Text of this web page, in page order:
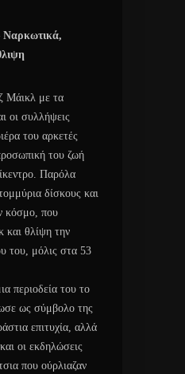
Ναρκωτικά,
Μάικλ με τα
οι συλλήψεις
του αρκετές
του ζωή
Παρόλα
δίσκους και
κόσμο, που
και θλίψη την
του, μόλις στα 53
περιοδεία του το
ως σύμβολο της
επιτυχία, αλλά
οι εκδηλώσεις
που ούρλιαζαν